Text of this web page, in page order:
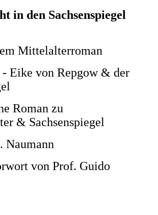
in den Sachsenspiegel
Mittelalterroman
Eike von Repgow & der
Roman zu
& Sachsenspiegel
Naumann
von Prof. Guido